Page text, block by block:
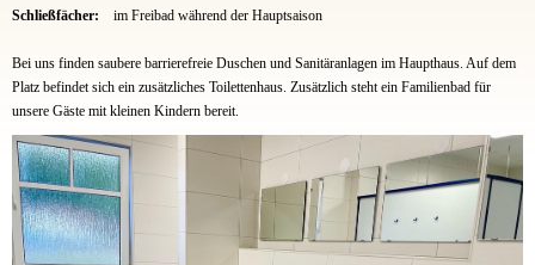
Schließfächer: im Freibad während der Hauptsaison
Bei uns finden saubere barrierefreie Duschen und Sanitäranlagen im Haupthaus. Auf dem
Platz befindet sich ein zusätzliches Toilettenhaus. Zusätzlich steht ein Familienbad für
unsere Gäste mit kleinen Kindern bereit.